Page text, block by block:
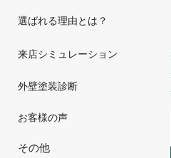
選ばれる理由とは？
来店シミュレーション
外壁塗装診断
お客様の声
その他